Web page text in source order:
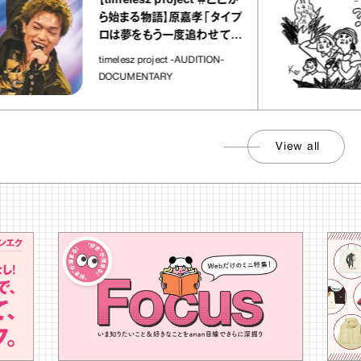
ら始まる物語】原嘉孝「タイプ
ロは夢をもう一度追わせてく
れた場所」
timelesz project -AUDITION-
DOCUMENTARY
View all